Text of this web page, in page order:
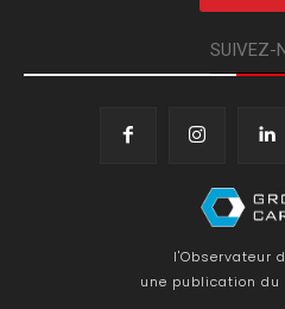
SUIVEZ-
l'Observateur
une publication du